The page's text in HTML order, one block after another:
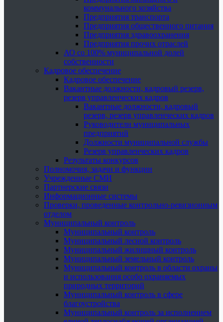
коммунального хозяйства
Предприятия транспорта
Предприятия общественного питания
Предприятия здравоохранения
Предприятия прочих отраслей
АО со 100% муниципальной долей
собственности
Кадровое обеспечение
Кадровое обеспечение
Вакантные должности, кадровый резерв,
резерв управленческих кадров
Вакантные должности, кадровый
резерв, резерв управленческих кадров
Руководители муниципальных
предприятий
Должности муниципальной службы
Резерв управленческих кадров
Результаты конкурсов
Полномочия, задачи и функции
Учрежденные СМИ
Партнерские связи
Информационные системы
Проверки, проведенные контрольно-ревизионным
отделом
Муниципальный контроль
Муниципальный контроль
Муниципальный лесной контроль
Муниципальный жилищный контроль
Муниципальный земельный контроль
Муниципальный контроль в области охраны
и использования особо охраняемых
природных территорий
Муниципальный контроль в сфере
благоустройства
Муниципальный контроль за исполнением